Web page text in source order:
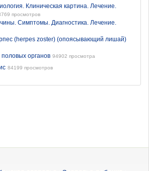
Клиническая картина. Лечение.
просмотров
Симптомы. Диагностика. Лечение.
(herpes zoster) (опоясывающий лишай)
органов 94902 просмотра
84199 просмотров